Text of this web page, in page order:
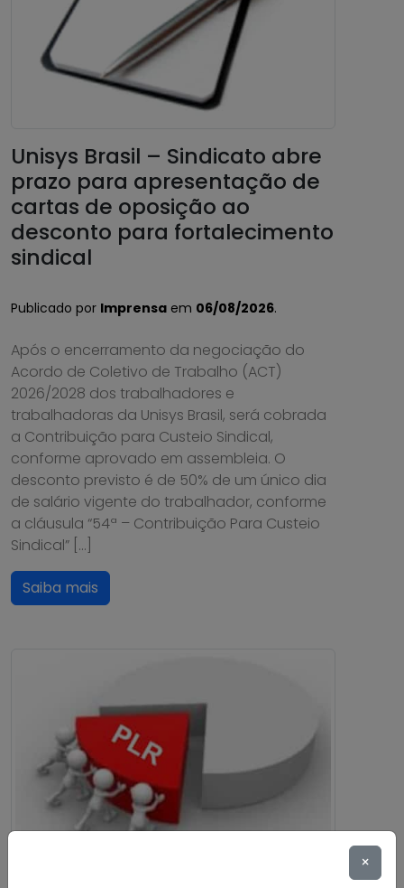
Unisys Brasil – Sindicato abre
prazo para apresentação de
cartas de oposição ao
desconto para fortalecimento
sindical
Publicado por Imprensa em 06/08/2026.
Após o encerramento da negociação do
Acordo de Coletivo de Trabalho (ACT)
2026/2028 dos trabalhadores e
trabalhadoras da Unisys Brasil, será cobrada
a Contribuição para Custeio Sindical,
conforme aprovado em assembleia. O
desconto previsto é de 50% de um único dia
de salário vigente do trabalhador, conforme
a cláusula “54ª – Contribuição Para Custeio
Sindical” […]
Saiba mais
×